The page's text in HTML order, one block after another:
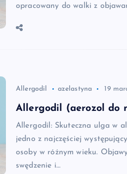
opracowany do walki z
Allergodil azelastyna 19
Allergodil (aerozol do
Allergodil: Skuteczna ulga w
jedno z najczęściej
osoby w różnym wieku.
swędzenie i…